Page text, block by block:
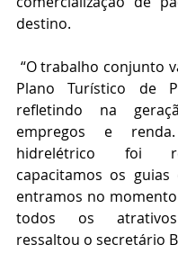
destino.
Plano Turístico de
refletindo na
empregos e
hidrelétrico foi
capacitamos os
entramos no
todos os atrativos
ressaltou o secretário